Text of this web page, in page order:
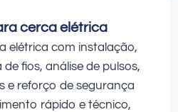
cerca elétrica
elétrica com instalação,
fios, análise de pulsos,
e reforço de segurança
rápido e técnico,